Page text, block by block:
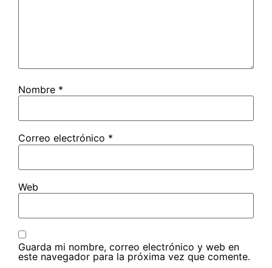
Nombre *
Correo electrónico *
Web
Guarda mi nombre, correo electrónico y web en
este navegador para la próxima vez que comente.